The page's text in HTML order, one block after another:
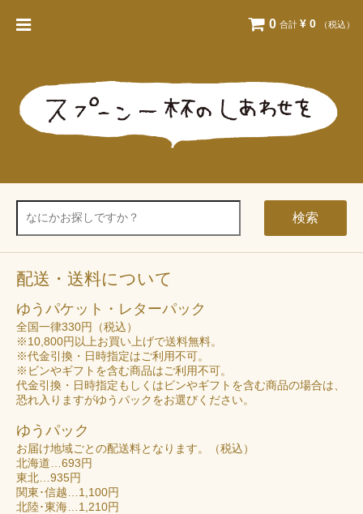
0 合計 ¥ 0 （税込）
検索
配送・送料について
ゆうパケット・レターパック
全国一律330円（税込）
※10,800円以上お買い上げで送料無料。
※代金引換・日時指定はご利用不可。
※ビンやギフトを含む商品はご利用不可。
代金引換・日時指定もしくはビンやギフトを含む商品の場合は、
恐れ入りますがゆうパックをお選びください。
ゆうパック
お届け地域ごとの配送料となります。（税込）
北海道…693円
東北…935円
関東･信越…1,100円
北陸･東海…1,210円